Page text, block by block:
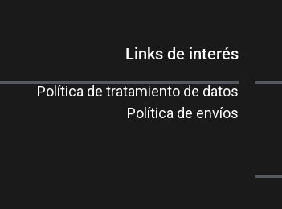
Links de interés
Política de tratamiento de datos
Política de envíos